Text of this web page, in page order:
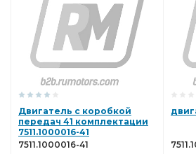
Двигатель с коробкой
передач 41 комплектации
7511.1000016-41
7511.1000016-41